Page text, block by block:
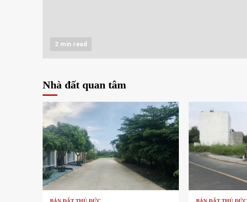
2 min read
Nhà đất quan tâm
1 min read 1 min read